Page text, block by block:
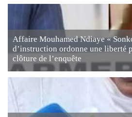
Affaire Mouhamed Ndiaye «
d’instruction ordonne une liberté
clôture de l’enquête